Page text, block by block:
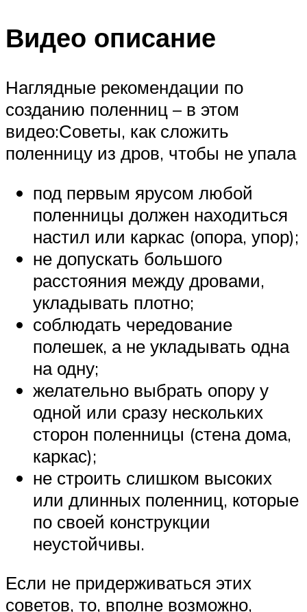
Видео описание
Наглядные рекомендации по
созданию поленниц – в этом
видео:Советы, как сложить
поленницу из дров, чтобы не упала
под первым ярусом любой
поленницы должен находиться
настил или каркас (опора, упор);
не допускать большого
расстояния между дровами,
укладывать плотно;
соблюдать чередование
полешек, а не укладывать одна
на одну;
желательно выбрать опору у
одной или сразу нескольких
сторон поленницы (стена дома,
каркас);
не строить слишком высоких
или длинных поленниц, которые
по своей конструкции
неустойчивы.
Если не придерживаться этих
советов, то, вполне возможно,